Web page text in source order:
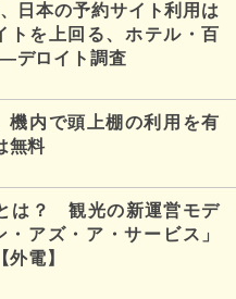
日本の予約サイト利用は
トを上回る、ホテル・百
デロイト調査
機内で頭上棚の利用を有
無料
は？ 観光の新運営モデ
アズ・ア・サービス」
外電】